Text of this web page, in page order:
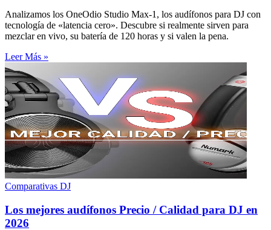
Analizamos los OneOdio Studio Max-1, los audífonos para DJ con
tecnología de «latencia cero». Descubre si realmente sirven para
mezclar en vivo, su batería de 120 horas y si valen la pena.
Leer Más »
Comparativas DJ
Los mejores audífonos Precio / Calidad para DJ en
2026